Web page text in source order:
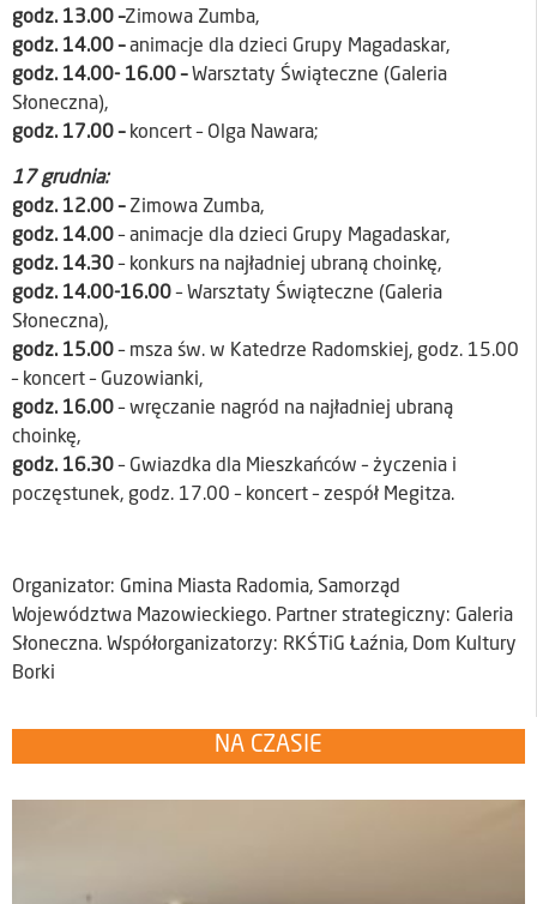
godz. 13.00 –Zimowa Zumba,
godz. 14.00 –animacje dla dzieci Grupy Magadaskar,
godz. 14.00- 16.00 – Warsztaty Świąteczne (Galeria
Słoneczna),
godz. 17.00 –koncert – Olga Nawara;
17 grudnia:
godz. 12.00 –Zimowa Zumba,
godz. 14.00– animacje dla dzieci Grupy Magadaskar,
godz. 14.30– konkurs na najładniej ubraną choinkę,
godz. 14.00-16.00– Warsztaty Świąteczne (Galeria
Słoneczna),
godz. 15.00– msza św. w Katedrze Radomskiej, godz. 15.00
– koncert – Guzowianki,
godz. 16.00– wręczanie nagród na najładniej ubraną
choinkę,
godz. 16.30– Gwiazdka dla Mieszkańców – życzenia i
poczęstunek, godz. 17.00 – koncert – zespół Megitza.
Organizator: Gmina Miasta Radomia, Samorząd
Województwa Mazowieckiego. Partner strategiczny: Galeria
Słoneczna. Współorganizatorzy: RKŚTiG Łaźnia, Dom Kultury
Borki
NA CZASIE